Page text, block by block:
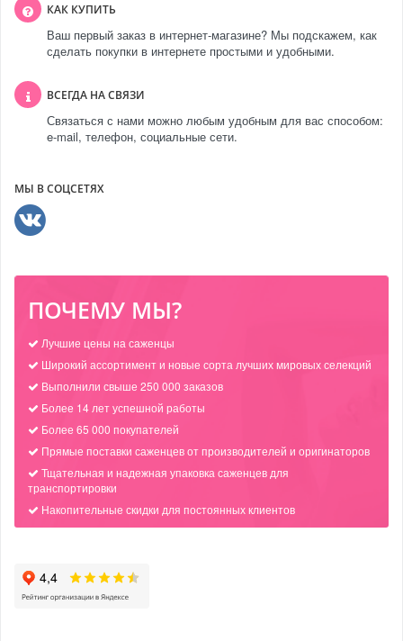
КАК КУПИТЬ
Ваш первый заказ в интернет-магазине? Мы подскажем, как
сделать покупки в интернете простыми и удобными.
ВСЕГДА НА СВЯЗИ
Связаться с нами можно любым удобным для вас способом:
e-mail, телефон, социальные сети.
МЫ В СОЦСЕТЯХ
ПОЧЕМУ МЫ?
Лучшие цены на саженцы
Широкий ассортимент и новые сорта лучших мировых селекций
Выполнили свыше 250 000 заказов
Более 14 лет успешной работы
Более 65 000 покупателей
Прямые поставки саженцев от производителей и оригинаторов
Тщательная и надежная упаковка саженцев для
транспортировки
Накопительные скидки для постоянных клиентов